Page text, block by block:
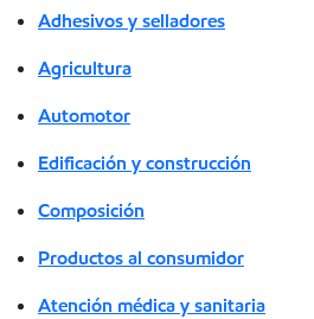
Adhesivos y selladores
Agricultura
Automotor
Edificación y construcción
Composición
Productos al consumidor
Atención médica y sanitaria